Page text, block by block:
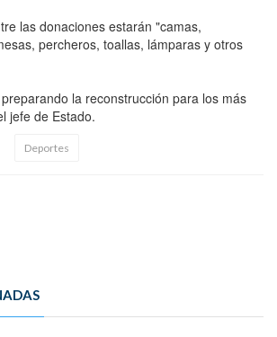
las donaciones estarán "camas,
percheros, toallas, lámparas y otros
la reconstrucción para los más
jefe de Estado.
Deportes